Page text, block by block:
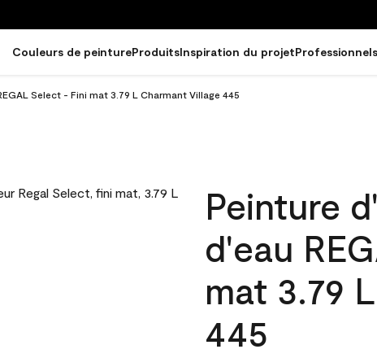
Couleurs de peintureProduitsInspiration du projetProfessionnels
Select - Fini mat 3.79 L Charmant Village 445
Peinture
d'eau
mat 3.79
445